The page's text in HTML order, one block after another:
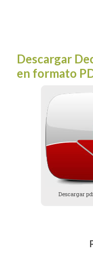
Descargar
en formato
Descargar